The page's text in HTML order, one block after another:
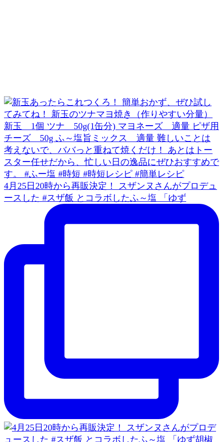
4月25日20時から再販決定！ スザンヌさんがプロデュ
ースした #スザ飯 とコラボしたふ～塩 「ゆず